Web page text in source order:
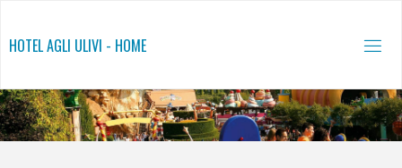
contenuto
HOTEL AGLI ULIVI - HOME